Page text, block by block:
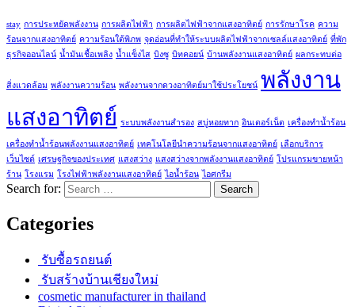
stay การประหยัดพลังงาน การผลิตไฟฟ้า การผลิตไฟฟ้าจากแสงอาทิตย์ การรักษาโรค ความ
ร้อนจากแสงอาทิตย์ ความร้อนใต้พิภพ จุดอ่อนที่ทำให้ระบบผลิตไฟฟ้าจากเซลล์แสงอาทิตย์ ที่พัก
ธุรกิจออนไลน์ น้ำมันเชื้อเพลิง น้ำแข็งไส บิงซู บิทคอยน์ บ้านพลังงานแสงอาทิตย์ ผลกระทบต่อ
สิ่งแวดล้อม พลังงานความร้อน พลังงานจากดวงอาทิตย์มาใช้ประโยชน์ พลังงาน
แสงอาทิตย์ ระบบพลังงานสำรอง สบู่หอยทาก อินเตอร์เน็ต เครื่องทำน้ำร้อน
เครื่องทำน้ำร้อนพลังงานแสงอาทิตย์ เทคโนโลยีนำความร้อนจากแสงอาทิตย์ เลือกบริการ
เว็บไซต์ เศรษฐกิจของประเทศ แสงสว่าง แสงสว่างจากพลังงานแสงอาทิตย์ โปรแกรมขายหน้า
ร้าน โรงแรม โรงไฟฟ้าพลังงานแสงอาทิตย์ ไอน้ำร้อน ไอศกรีม
Search for:
Categories
รับซื้อรถยนต์
รับสร้างบ้านเชียงใหม่
cosmetic manufacturer in thailand